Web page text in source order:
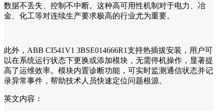
数据不丢失、控制不中断。这种高可用性机制对于电力、冶
金、化工等对连续生产要求极高的行业尤为重要。
此外，ABB CI541V1 3BSE014666R1支持热插拔安装，用户可
以在系统运行状态下更换或添加模块，无需停机操作，显著提
高了运维效率。模块内置诊断功能，可实时监测通信状态并记
录异常事件，帮助技术人员快速定位问题根源。
英文内容：